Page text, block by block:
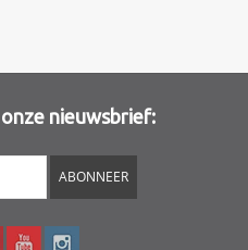
nieuwsbrief:
ABONNEER